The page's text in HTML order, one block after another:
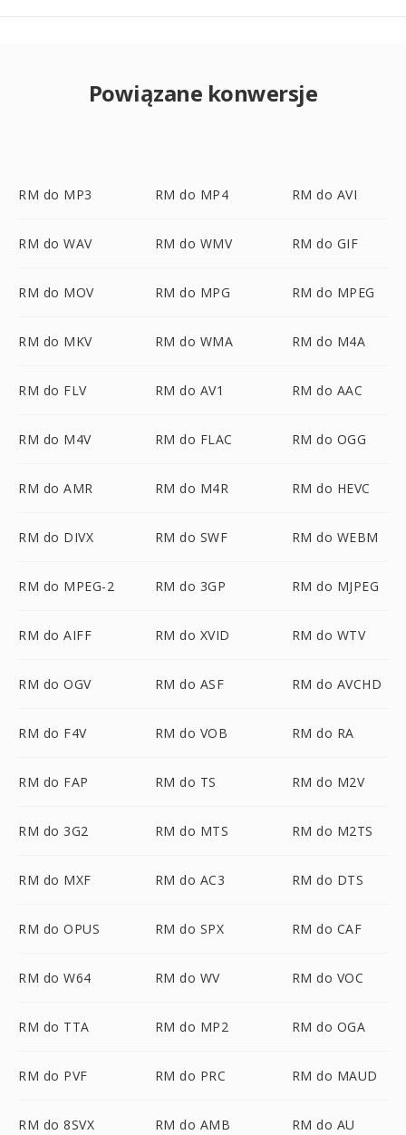
Powiązane konwersje
RM do MP3 RM do MP4 RM do AVI
RM do WAV RM do WMV RM do GIF
RM do MOV RM do MPG RM do MPEG
RM do MKV RM do WMA RM do M4A
RM do FLV RM do AV1 RM do AAC
RM do M4V RM do FLAC RM do OGG
RM do AMR RM do M4R RM do HEVC
RM do DIVX RM do SWF RM do WEBM
RM do MPEG-2 RM do 3GP RM do MJPEG
RM do AIFF RM do XVID RM do WTV
RM do OGV RM do ASF RM do AVCHD
RM do F4V RM do VOB RM do RA
RM do FAP RM do TS RM do M2V
RM do 3G2 RM do MTS RM do M2TS
RM do MXF RM do AC3 RM do DTS
RM do OPUS RM do SPX RM do CAF
RM do W64 RM do WV RM do VOC
RM do TTA RM do MP2 RM do OGA
RM do PVF RM do PRC RM do MAUD
RM do 8SVX RM do AMB RM do AU